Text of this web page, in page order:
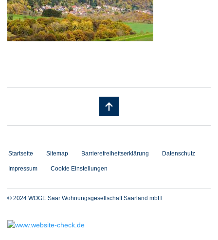
Startseite Sitemap Barrierefreiheitserklärung Datenschutz
Impressum Cookie Einstellungen
© 2024 WOGE Saar Wohnungsgesellschaft Saarland mbH